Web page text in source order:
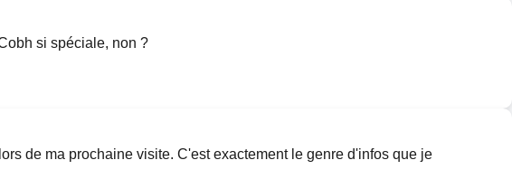
si spéciale, non ?
de ma prochaine visite. C'est exactement le genre d'infos que je